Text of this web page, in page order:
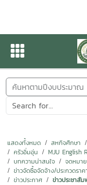
ข่าวสารกิจก
ข่าวสารกิจกรรม
ค้นหาตามปีงบประมาณ
แสดงทั้งหมด สหกิจศึกษา
ครัวอิ่มอุ่น
MJU English
บทความน่าสนใจ
จดหมา
ข่าวจัดซื้อจัดจ้าง/ประกวดราค
ข่าวประกาศ
ข่าวประชาสั